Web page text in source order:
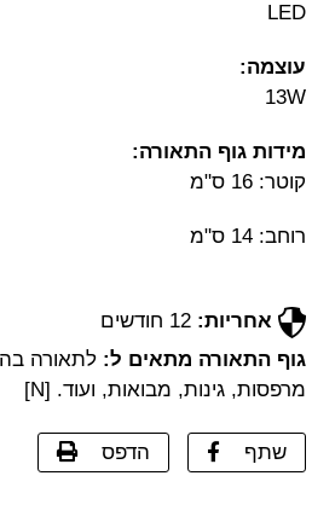
LED
עוצמה:
13W
מידות גוף התאורה:
קוטר: 16 ס"מ
רוחב: 14 ס"מ
אחריות:
גוף התאורה מתאים ל: לתאורה
מרפסות, גינות, מבואות, ועוד. [N]
שתף הדפס